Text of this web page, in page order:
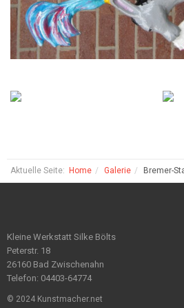
Aktuelle Seite: Home Galerie Bremer-
Kleine Werkstatt Silke Bölts
Peterstr. 18
26160 Bad Zwischenahn
Telefon: 04403-64774
© 2024 Kunstmacher.net